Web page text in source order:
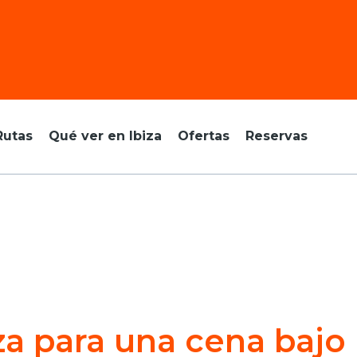
Qué ver en Ibiza Ofertas Reservas
para una cena bajo